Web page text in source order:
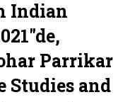
Indian
Parrikar
Studies and